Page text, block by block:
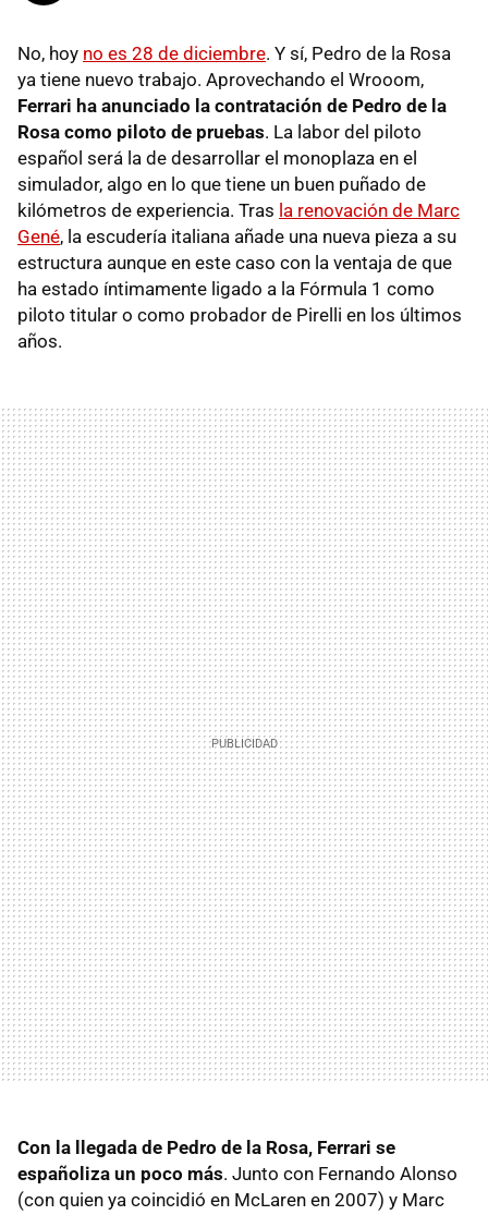
No, hoy no es 28 de diciembre. Y sí, Pedro de la Rosa
ya tiene nuevo trabajo. Aprovechando el Wrooom,
Ferrari ha anunciado la contratación de Pedro de la
Rosa como piloto de pruebas. La labor del piloto
español será la de desarrollar el monoplaza en el
simulador, algo en lo que tiene un buen puñado de
kilómetros de experiencia. Tras la renovación de Marc
Gené, la escudería italiana añade una nueva pieza a su
estructura aunque en este caso con la ventaja de que
ha estado íntimamente ligado a la Fórmula 1 como
piloto titular o como probador de Pirelli en los últimos
años.
Con la llegada de Pedro de la Rosa, Ferrari se
españoliza un poco más. Junto con Fernando Alonso
(con quien ya coincidió en McLaren en 2007) y Marc